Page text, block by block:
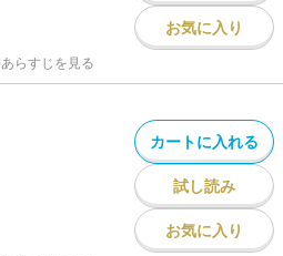
お気に入り
あらすじを見る
カートに入れる
試し読み
お気に入り